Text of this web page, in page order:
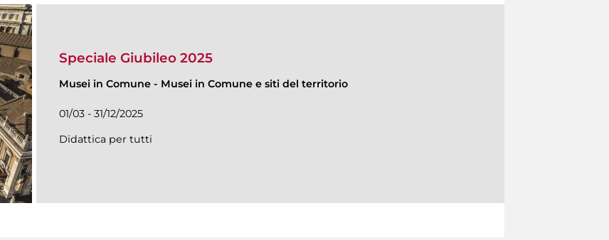
Speciale Giubileo 2025
Musei in Comune - Musei in Comune e siti del territorio
01/03 - 31/12/2025
Didattica per tutti